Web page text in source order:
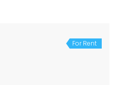
For Rent